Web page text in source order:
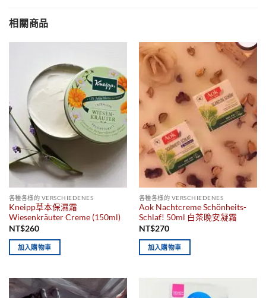
相關商品
各種各樣的 VERSCHIEDENES
Kneipp草本保濕霜
Wiesenkräuter Creme (150ml)
NT$260
加入購物車
各種各樣的 VERSCHIEDENES
Aok Nachtcreme Schönheits-
Schlaf! 50ml 白茶晚安凝霜
NT$270
加入購物車